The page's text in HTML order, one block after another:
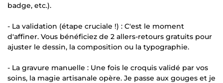
badge, etc.).
- La validation (étape cruciale !) : C'est le moment
d'affiner. Vous bénéficiez de 2 allers-retours gratuits pour
ajuster le dessin, la composition ou la typographie.
- La gravure manuelle : Une fois le croquis validé par vos
soins, la magie artisanale opère. Je passe aux gouges et je